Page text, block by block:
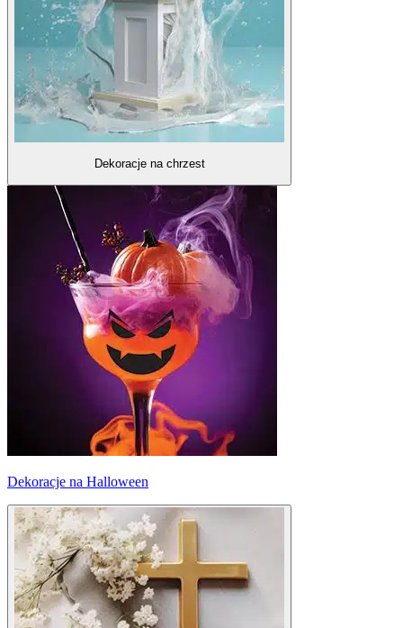
Dekoracje na chrzest
Dekoracje na Halloween